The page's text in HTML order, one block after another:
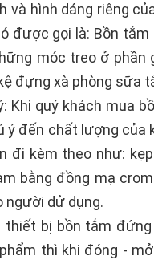
và hình dáng riêng
được gọi là: Bồn
móc treo ở
đựng xà phòng sữa
Khi quý khách mua
ý đến chất lượng của
đi kèm theo như:
bằng đồng mạ
người dử dụng.
bị bồn tắm đứng
thì khi đóng -